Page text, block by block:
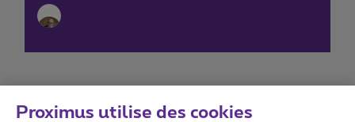
Proximus utilise des cookies